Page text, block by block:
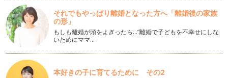
ターゲット作りのポイント！ ～ストーリー～
コンセプトの次は、ターゲット（標的）を決めましょう。コン
セプト同様ターゲットを決めることも…
プチ起業（計画）コンセプトの作り方
何となく趣味や資格を活かしプチ起業をしてみようと安易に始
めてしまうと、必ず失敗をしてしまい…
それでもやっぱり離婚となった方へ「離婚後の家族
の形」
もしも離婚が頭をよぎったら…“離婚で子どもを不幸せにしな
いためにママ…
本好きの子に育てるために その2